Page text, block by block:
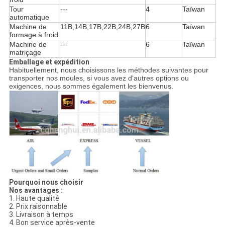
Tour
automatique
--- 4 Taïwan
Machine de
formage à froid
11B,14B,17B,22B,24B,27B6 Taïwan
Machine de
matriçage
--- 6 Taïwan
Emballage et expédition
Habituellement, nous choisissons les méthodes suivantes pour
transporter nos moules, si vous avez d'autres options ou
exigences, nous sommes également les bienvenus.
Pourquoi nous choisir
Nos avantages :
1. Haute qualité
2. Prix raisonnable
3. Livraison à temps
4. Bon service après-vente